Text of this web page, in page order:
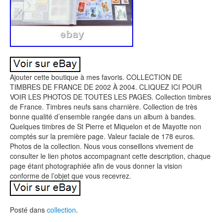
Ajouter cette boutique à mes favoris. COLLECTION DE
TIMBRES DE FRANCE DE 2002 À 2004. CLIQUEZ ICI POUR
VOIR LES PHOTOS DE TOUTES LES PAGES. Collection timbres
de France. Timbres neufs sans charnière. Collection de très
bonne qualité d’ensemble rangée dans un album à bandes.
Quelques timbres de St Pierre et Miquelon et de Mayotte non
comptés sur la première page. Valeur faciale de 178 euros.
Photos de la collection. Nous vous conseillons vivement de
consulter le lien photos accompagnant cette description, chaque
page étant photographiée afin de vous donner la vision
conforme de l’objet que vous recevrez.
Posté dans collection.